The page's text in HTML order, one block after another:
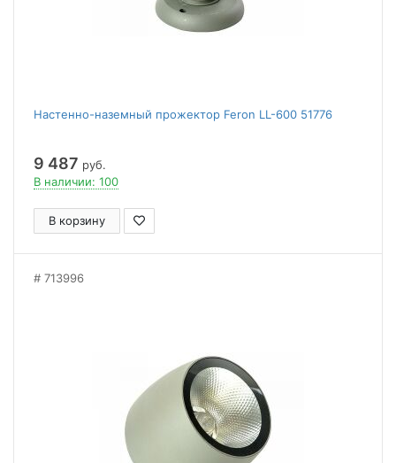
Настенно-наземный прожектор Feron LL-600 51776
9 487 руб.
В наличии: 100
В корзину
713996